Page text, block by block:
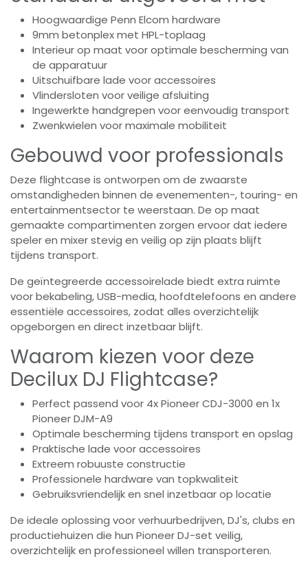
Hoogwaardige Penn Elcom hardware
9mm betonplex met HPL-toplaag
Interieur op maat voor optimale bescherming van
de apparatuur
Uitschuifbare lade voor accessoires
Vlindersloten voor veilige afsluiting
Ingewerkte handgrepen voor eenvoudig transport
Zwenkwielen voor maximale mobiliteit
Gebouwd voor professionals
Deze flightcase is ontworpen om de zwaarste
omstandigheden binnen de evenementen-, touring- en
entertainmentsector te weerstaan. De op maat
gemaakte compartimenten zorgen ervoor dat iedere
speler en mixer stevig en veilig op zijn plaats blijft
tijdens transport.
De geïntegreerde accessoirelade biedt extra ruimte
voor bekabeling, USB-media, hoofdtelefoons en andere
essentiële accessoires, zodat alles overzichtelijk
opgeborgen en direct inzetbaar blijft.
Waarom kiezen voor deze
Decilux DJ Flightcase?
Perfect passend voor 4x Pioneer CDJ-3000 en 1x
Pioneer DJM-A9
Optimale bescherming tijdens transport en opslag
Praktische lade voor accessoires
Extreem robuuste constructie
Professionele hardware van topkwaliteit
Gebruiksvriendelijk en snel inzetbaar op locatie
De ideale oplossing voor verhuurbedrijven, DJ's, clubs en
productiehuizen die hun Pioneer DJ-set veilig,
overzichtelijk en professioneel willen transporteren.